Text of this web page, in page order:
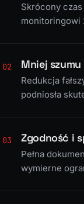
Skrócony
monitoringowi
02 Mniej szumu
Redukcja
podniosła
03 Zgodność i
Pełna
wymierne